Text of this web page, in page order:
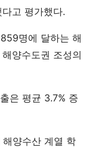
고 평가했다.
명에 달하는 해
양수도권 조성의
은 평균 3.7% 증
양수산 계열 학